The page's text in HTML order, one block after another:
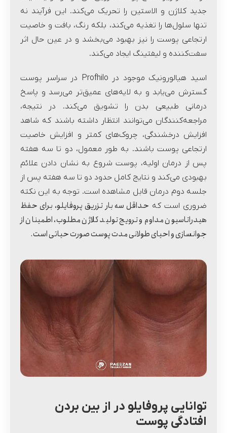
جدید کلاژن و الاستین را تحریک می‌کند. این فرآیند نه
تنها سلول‌ها را تغذیه می‌کند، بلکه رنگ، بافت و خاصیت
ارتجاعی پوست را نیز بهبود می‌بخشد و در عین حال اثر
سفت‌کننده و لیفتینگ ایجاد می‌کند.
اسید هیالورونیک موجود در Profhilo در سراسر پوست
گسترش می‌یابد و به لایه‌های عمیق‌تر می‌رسد و پاسخ
درمانی طبیعی بدن را تشویق می‌کند. در نتیجه،
مراجعه‌کنندگان می‌توانند انتظار داشته باشند که شاهد
افزایش درخشندگی، چروک‌های کمتر و افزایش خاصیت
ارتجاعی پوست باشند. به طور معمول، دو تا سه هفته
پس از درمان اولیه، پوست شروع به نشان دادن علائم
بهبودی می‌کند و نتایج کامل حدود دو تا سه هفته پس از
جلسه دوم درمان قابل مشاهده است. توجه به این نکته
ضروری است که حداقل سه بار تزریق پروفایلو، برای حفظ
هیدراتاسیون مداوم و ترویج تولید کلاژن مطلوب، اطمینان از
جوانسازی و احیای طولانی مدت پوست صورت حیاتی است.
توانایی پروفایلو در از بین بردن
افتادگی پوست